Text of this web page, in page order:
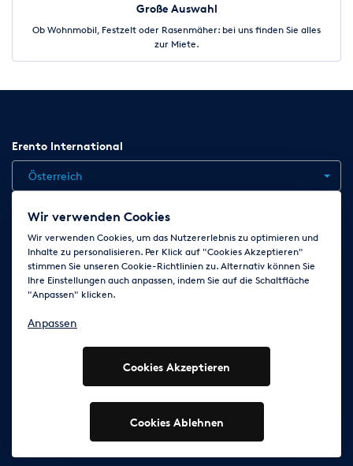
Große Auswahl
Ob Wohnmobil, Festzelt oder Rasenmäher: bei uns finden Sie alles
zur Miete.
Erento International
Österreich
AGB
Impressum Cookie-Einstellungen ändern
© 2003 - 2026 Erento GmbH - Alle Rechte vorbehalten
Ausgewiesene Marken gehören den jeweiligen Eigentümern.
Wir verwenden Cookies
Wir verwenden Cookies, um das Nutzererlebnis zu optimieren und
Inhalte zu personalisieren. Per Klick auf "Cookies Akzeptieren"
stimmen Sie unseren Cookie-Richtlinien zu. Alternativ können Sie
Ihre Einstellungen auch anpassen, indem Sie auf die Schaltfläche
"Anpassen" klicken.
Anpassen
Cookies Akzeptieren
Cookies Ablehnen